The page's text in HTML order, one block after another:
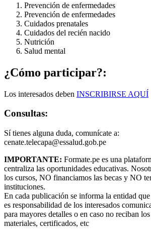
Prevención de enfermedades
Prevención de enfermedades
Cuidados prenatales
Cuidados del recién nacido
Nutrición
Salud mental
¿Cómo participar?:
Los interesados deben INSCRIBIRSE AQUÍ
Consultas:
Sí tienes alguna duda, comunícate a:
cenate.telecapa@essalud.gob.pe
IMPORTANTE: Formate.pe es una
centraliza las oportunidades educativas.
los cursos, NO financiamos las becas y NO
instituciones.
En cada publicación se informa la entidad
es responsabilidad de los interesados
para mayores detalles o en caso no reciban
materiales, certificados, etc